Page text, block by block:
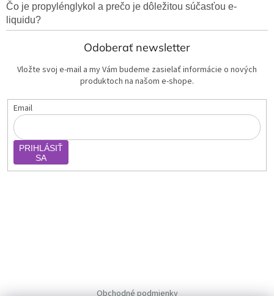
Čo je propylénglykol a prečo je dôležitou súčasťou e-
liquidu?
Odoberať newsletter
Vložte svoj e-mail a my Vám budeme zasielať informácie o nových
produktoch na našom e-shope.
Email
PRIHLÁSIŤ
SA